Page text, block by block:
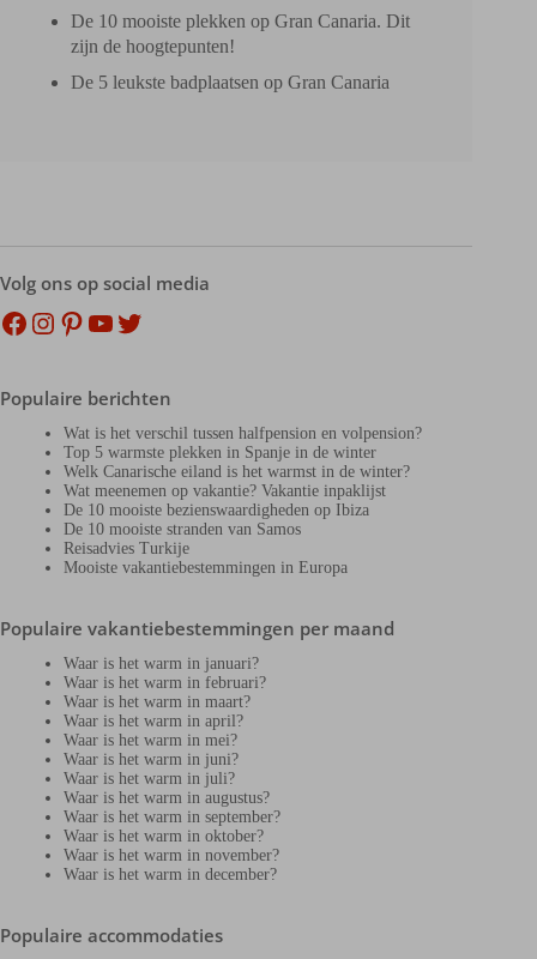
De 10 mooiste plekken op Gran Canaria. Dit
zijn de hoogtepunten!
De 5 leukste badplaatsen op Gran Canaria
Volg ons op social media
Facebook
Instagram
Pinterest
YouTube
Twitter
Populaire berichten
Wat is het verschil tussen halfpension en volpension?
Top 5 warmste plekken in Spanje in de winter
Welk Canarische eiland is het warmst in de winter?
Wat meenemen op vakantie? Vakantie inpaklijst
De 10 mooiste bezienswaardigheden op Ibiza
De 10 mooiste stranden van Samos
Reisadvies Turkije
Mooiste vakantiebestemmingen in Europa
Populaire vakantiebestemmingen per maand
Waar is het warm in januari?
Waar is het warm in februari?
Waar is het warm in maart?
Waar is het warm in april?
Waar is het warm in mei?
Waar is het warm in juni?
Waar is het warm in juli?
Waar is het warm in augustus?
Waar is het warm in september?
Waar is het warm in oktober?
Waar is het warm in november?
Waar is het warm in december?
Populaire accommodaties